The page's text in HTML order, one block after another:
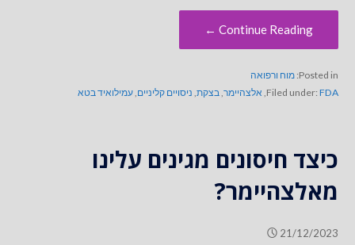
Continue Reading ←
Posted in: מוח ורפואה
Filed under:FDA אלצהיימר, בצקת, ניסויים קליניים עמילואיד בטא
כיצד חיסונים מגינים עלינו
מאלצהיימר?
21/12/2023